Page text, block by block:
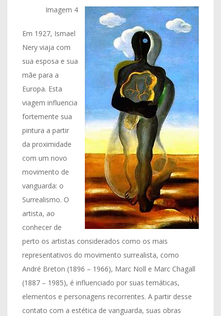
Imagem 4
Em 1927, Ismael
Nery viaja com
sua esposa e sua
mãe para a
Europa. Esta
viagem influencia
fortemente sua
pintura a partir
da proximidade
com um novo
movimento de
vanguarda: o
Surrealismo. O
artista, ao
conhecer de
perto os artistas considerados como os mais
representativos do movimento surrealista, como
André Breton (1896 – 1966), Marc Noll e Marc Chagall
(1887 – 1985), é influenciado por suas temáticas,
elementos e personagens recorrentes. A partir desse
contato com a estética de vanguarda, suas obras